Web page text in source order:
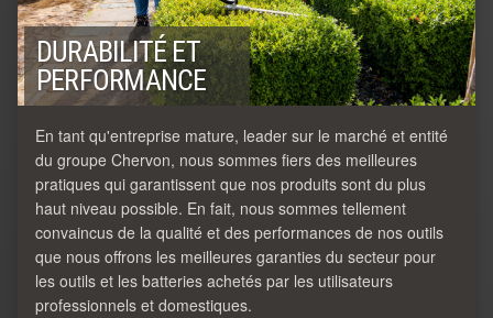
DURABILITÉ ET
PERFORMANCE
En tant qu'entreprise mature, leader sur le marché et entité
du groupe Chervon, nous sommes fiers des meilleures
pratiques qui garantissent que nos produits sont du plus
haut niveau possible. En fait, nous sommes tellement
convaincus de la qualité et des performances de nos outils
que nous offrons les meilleures garanties du secteur pour
les outils et les batteries achetés par les utilisateurs
professionnels et domestiques.